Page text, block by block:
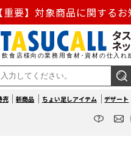
【重要】対象商品に関する
地震の影響による商品出
方を震源とする地震の影響
届け遅延について
売 新商品 ちょい足しアイテム デザート